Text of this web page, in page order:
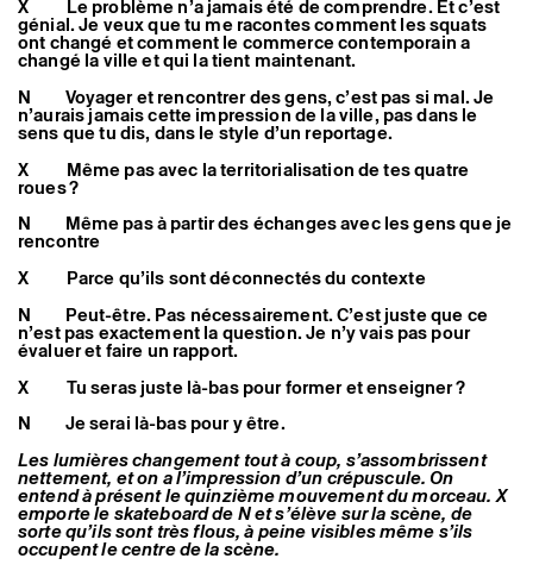
X Le problème n’a jamais été de comprendre. Et c’est
génial. Je veux que tu me racontes comment les squats
ont changé et comment le commerce contemporain a
changé la ville et qui la tient maintenant.
N Voyager et rencontrer des gens, c’est pas si mal. Je
n’aurais jamais cette impression de la ville, pas dans le
sens que tu dis, dans le style d’un reportage.
X Même pas avec la territorialisation de tes quatre
roues ?
N Même pas à partir des échanges avec les gens que je
rencontre
X Parce qu’ils sont déconnectés du contexte
N Peut-être. Pas nécessairement. C’est juste que ce
n’est pas exactement la question. Je n’y vais pas pour
évaluer et faire un rapport.
X Tu seras juste là-bas pour former et enseigner ?
N Je serai là-bas pour y être.
Les lumières changement tout à coup, s’assombrissent
nettement, et on a l’impression d’un crépuscule. On
entend à présent le quinzième mouvement du morceau. X
emporte le skateboard de N et s’élève sur la scène, de
sorte qu’ils sont très flous, à peine visibles même s’ils
occupent le centre de la scène.